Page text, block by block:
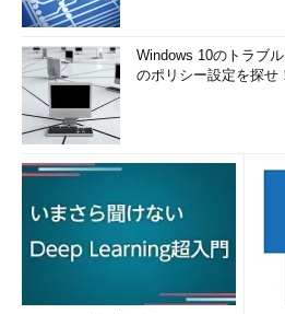
24時間未満の短時間の運用しか想定
なコスト削減も期待できるため、
グデータ基盤を構築する企業は急増し
しかし、既存のデータセンターや運
ストが安いこと、そして、クラウド
のインフラの運用とは全く異なるス
ニアの運用スキルによって運用コス
Windows 10のトラブ
のポリシー設定を探せ